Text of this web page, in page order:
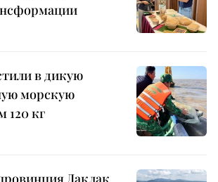
в дикую
морскую
120 кг
Даклак